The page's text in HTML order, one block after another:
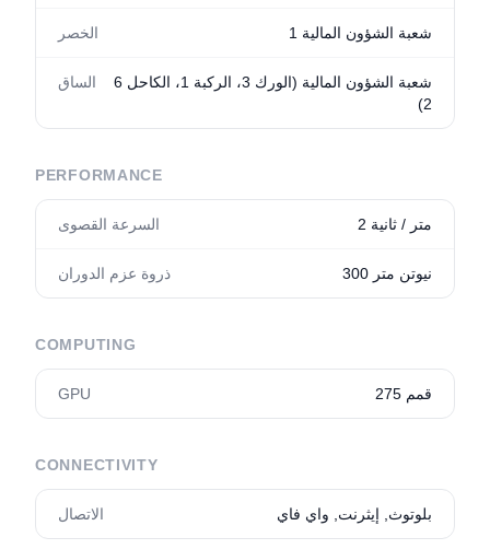
الخصر 1 شعبة الشؤون المالية
الساق
6 شعبة الشؤون المالية (الورك 3، الركبة 1، الكاحل
2)
PERFORMANCE
السرعة القصوى 2 متر / ثانية
ذروة عزم الدوران 300 نيوتن متر
COMPUTING
GPU 275 قمم
CONNECTIVITY
الاتصال بلوتوث, إيثرنت, واي فاي